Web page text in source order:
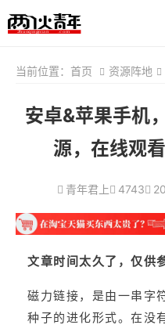
当前位置： 首页 资源阵地
安卓&苹果手机
源，在线观
青年君上 4743
文章时间太久了，仅供
磁力链接，是由一串字
种子的进化形式。在没